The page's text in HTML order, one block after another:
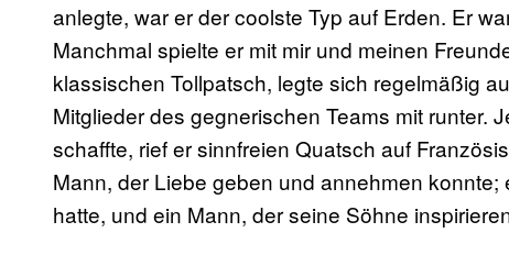
anlegte, war er der coolste Typ auf Erden. Er
Manchmal spielte er mit mir und meinen
klassischen Tollpatsch, legte sich regelmäßig
Mitglieder des gegnerischen Teams mit runter.
schaffte, rief er sinnfreien Quatsch auf
Mann, der Liebe geben und annehmen
hatte, und ein Mann, der seine Söhne